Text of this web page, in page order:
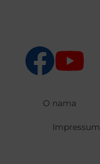
O nama
Impressum